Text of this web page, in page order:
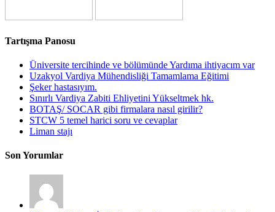
Tartışma Panosu
Üniversite tercihinde ve bölümünde Yardıma ihtiyacım var
Uzakyol Vardiya Mühendisliği Tamamlama Eğitimi
Şeker hastasıyım.
Sınırlı Vardiya Zabiti Ehliyetini Yükseltmek hk.
BOTAŞ/ SOCAR gibi firmalara nasıl girilir?
STCW 5 temel harici soru ve cevaplar
Liman stajı
Son Yorumlar